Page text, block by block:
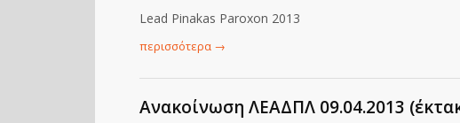
Lead Pinakas Paroxon 2013
περισσότερα →
Ανακοίνωση ΛΕΑΔΠΛ 09.04.2013